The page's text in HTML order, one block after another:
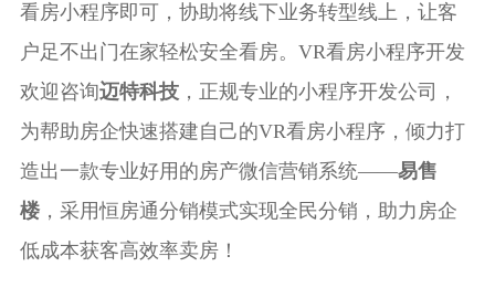
看房小程序即可，协助将线下业务转型线上，让客
户足不出门在家轻松安全看房。VR看房小程序开发
欢迎咨询迈特科技，正规专业的小程序开发公司，
为帮助房企快速搭建自己的VR看房小程序，倾力打
造出一款专业好用的房产微信营销系统——易售
楼，采用恒房通分销模式实现全民分销，助力房企
低成本获客高效率卖房！